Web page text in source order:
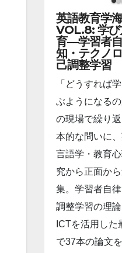
英語教育学
VOL.8: 学び
育―学習者
知・テクノ
己調整学習
「どうすれば
ぶようになる
の現場で繰り
本的な問いに
言語学・教育
究から正面か
集。学習者自
調整学習の理
ICTを活用した
で37本の論文